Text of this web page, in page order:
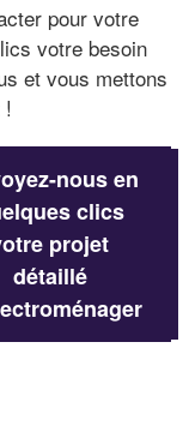
pour votre
votre besoin
et vous mettons
nous en
clics
projet
détaillé